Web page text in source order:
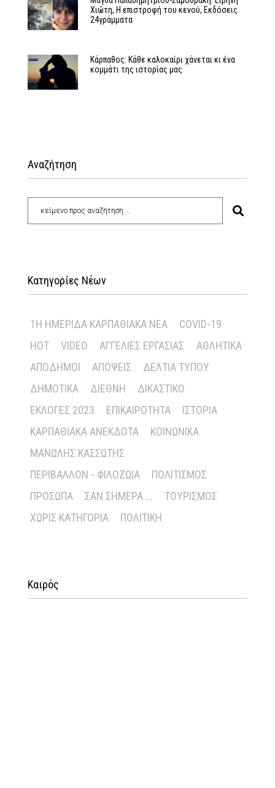
Χιώτη, Η επιστροφή του κενού, Εκδόσεις
24γράμματα
Κάρπαθος: Κάθε καλοκαίρι χάνεται κι ένα
κομμάτι της ιστορίας μας
Αναζήτηση
Κατηγορίες Νέων
1Η ΗΜΕΡΊΔΑ ΚΑΡΠΑΘΙΑΚΆ ΝΈΑ
COVID-19
HOT
VIDEO ΑΓΓΕΛΊΕΣ ΕΡΓΑΣΊΑΣ
ΑΘΛΗΤΙΚΆ
ΑΠΌΔΗΜΟΙ
ΑΠΌΨΕΙΣ
ΔΕΛΤΊΑ ΤΎΠΟΥ
ΔΗΜΟΤΙΚΆ
ΔΙΕΘΝΉ
ΔΙΚΑΣΤΙΚΌ
ΕΚΛΟΓΈΣ 2023
ΕΠΙΚΑΙΡΌΤΗΤΑ
ΙΣΤΟΡΊΑ
ΚΑΡΠΑΘΙΑΚΆ ΑΝΈΚΔΟΤΑ
ΚΟΙΝΩΝΙΚΆ
ΜΑΝΏΛΗΣ ΚΑΣΣΏΤΗΣ
ΠΕΡΙΒΆΛΛΟΝ - ΦΙΛΟΖΩΊΑ
ΠΟΛΙΤΙΣΜΌΣ
ΠΡΌΣΩΠΑ
ΣΑΝ ΣΉΜΕΡΑ ...
ΤΟΥΡΙΣΜΌΣ
ΧΩΡΊΣ ΚΑΤΗΓΟΡΊΑ
ΠΟΛΙΤΙΚΉ
Καιρός